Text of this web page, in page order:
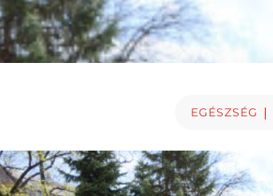
EGÉSZSÉG |